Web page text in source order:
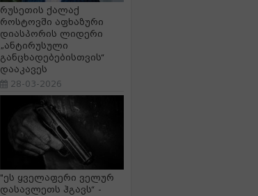
რუსეთის ქალაქ
როსტოვში აფხაზური
დიასპორის ლიდერი
„ანტირუსული
განცხადებებისთვის“
დააკავეს
28-03-2026
"ეს ყველაფერი ველურ
დასავლეთს ჰგავს“ -